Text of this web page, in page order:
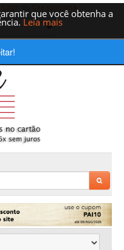
que você obtenha a
Leia mais